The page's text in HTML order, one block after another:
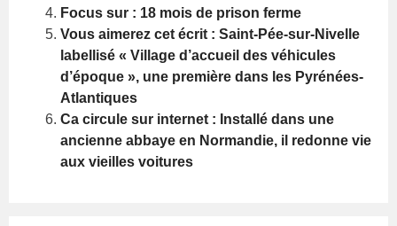
Focus sur : 18 mois de prison ferme
Vous aimerez cet écrit : Saint-Pée-sur-Nivelle
labellisé « Village d’accueil des véhicules
d’époque », une première dans les Pyrénées-
Atlantiques
Ca circule sur internet : Installé dans une
ancienne abbaye en Normandie, il redonne vie
aux vieilles voitures